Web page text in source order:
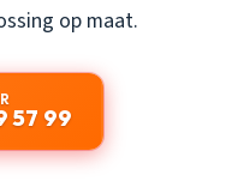
op maat.
57 99